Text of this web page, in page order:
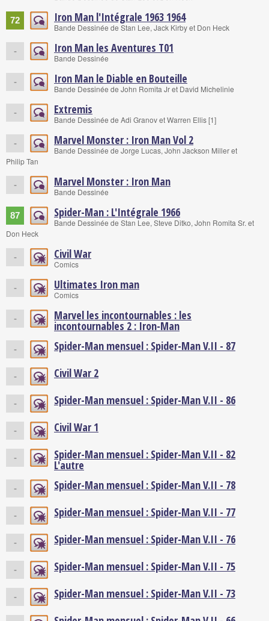
72 Iron Man l'Intégrale 1963 1964
Bande Dessinée de Stan Lee, Jack Kirby et Don Heck
- Iron Man les Aventures T01
Bande Dessinée
- Iron Man le Diable en Bouteille
Bande Dessinée de John Romita Jr et David Michelinie
- Extremis
Bande Dessinée de Adi Granov et Warren Ellis [1]
- Marvel Monster : Iron Man Vol 2
Bande Dessinée de Jorge Lucas, John Jackson Miller et
Philip Tan
- Marvel Monster : Iron Man
Bande Dessinée
87 Spider-Man : L'Intégrale 1966
Bande Dessinée de Stan Lee, Steve Ditko, John Romita Sr. et
Don Heck
- Civil War
Comics
- Ultimates Iron man
Comics
- Marvel les incontournables : les
incontournables 2 : Iron-Man
- Spider-Man mensuel : Spider-Man V.II - 87
- Civil War 2
- Spider-Man mensuel : Spider-Man V.II - 86
- Civil War 1
- Spider-Man mensuel : Spider-Man V.II - 82
L'autre
- Spider-Man mensuel : Spider-Man V.II - 78
- Spider-Man mensuel : Spider-Man V.II - 77
- Spider-Man mensuel : Spider-Man V.II - 76
- Spider-Man mensuel : Spider-Man V.II - 75
- Spider-Man mensuel : Spider-Man V.II - 73